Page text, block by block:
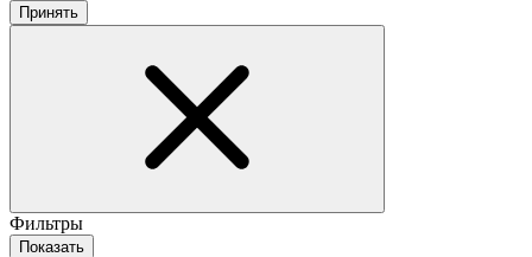
Принять
Фильтры
Показать